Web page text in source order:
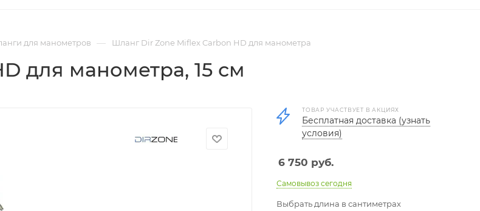
для манометров — Шланг Dir Zone Miflex Carbon HD для манометра
для манометра, 15 см
ТОВАР УЧАСТВУЕТ В АКЦИЯХ
Бесплатная доставка (узнать
условия)
6 750 руб.
Самовывоз сегодня
Выбрать длина в сантиметрах